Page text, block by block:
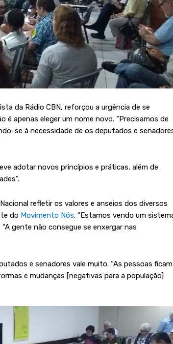
da Rádio CBN, reforçou a urgência de se
é apenas eleger um nome novo. “Precisamos de
se à necessidade de os deputados e
adotar novos princípios e práticas, além de
refletir os valores e anseios dos diversos
do Movimento Nós. “Estamos vendo um
gente não consegue se enxergar nas
e senadores vale muito. “As pessoas ficam
e mudanças [negativas para a população]